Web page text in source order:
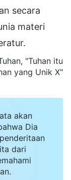
secara
materi
"Tuhan itu
yang Unik X"
akan
Dia
dari